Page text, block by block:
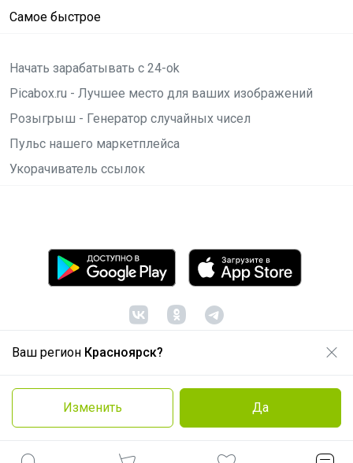
Ваш регион Красноярск?
Изменить Да
Самое быстрое
Начать зарабатывать с 24-ok
Picabox.ru - Лучшее место для ваших изображений
Розыгрыш - Генератор случайных чисел
Пульс нашего маркетплейса
Укорачиватель ссылок
© ООО "Лявита", ОГРН 1122468054070, 2012 -2026
Политика конфиденциальности
Cоглашение пользователя